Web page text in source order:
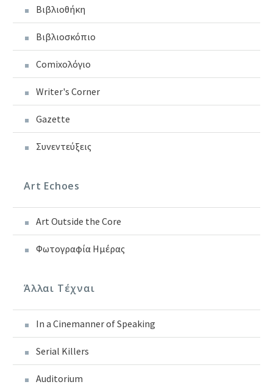
Βιβλιοθήκη
Βιβλιοσκόπιο
Comixoλόγιο
Writer's Corner
Gazette
Συνεντεύξεις
Art Echoes
Art Outside the Core
Φωτογραφία Ημέρας
Άλλαι Τέχναι
In a Cinemanner of Speaking
Serial Killers
Auditorium